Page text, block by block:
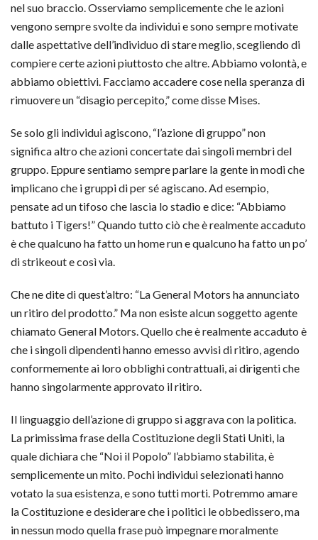
nel suo braccio. Osserviamo semplicemente che le azioni
vengono sempre svolte da individui e sono sempre motivate
dalle aspettative dell’individuo di stare meglio, scegliendo di
compiere certe azioni piuttosto che altre. Abbiamo volontà, e
abbiamo obiettivi. Facciamo accadere cose nella speranza di
rimuovere un “disagio percepito,” come disse Mises.
Se solo gli individui agiscono, “l’azione di gruppo” non
significa altro che azioni concertate dai singoli membri del
gruppo. Eppure sentiamo sempre parlare la gente in modi che
implicano che i gruppi di per sé agiscano. Ad esempio,
pensate ad un tifoso che lascia lo stadio e dice: “Abbiamo
battuto i Tigers!” Quando tutto ciò che è realmente accaduto
è che qualcuno ha fatto un home run e qualcuno ha fatto un po’
di strikeout e così via.
Che ne dite di quest’altro: “La General Motors ha annunciato
un ritiro del prodotto.” Ma non esiste alcun soggetto agente
chiamato General Motors. Quello che è realmente accaduto è
che i singoli dipendenti hanno emesso avvisi di ritiro, agendo
conformemente ai loro obblighi contrattuali, ai dirigenti che
hanno singolarmente approvato il ritiro.
Il linguaggio dell’azione di gruppo si aggrava con la politica.
La primissima frase della Costituzione degli Stati Uniti, la
quale dichiara che “Noi il Popolo” l’abbiamo stabilita, è
semplicemente un mito. Pochi individui selezionati hanno
votato la sua esistenza, e sono tutti morti. Potremmo amare
la Costituzione e desiderare che i politici le obbedissero, ma
in nessun modo quella frase può impegnare moralmente